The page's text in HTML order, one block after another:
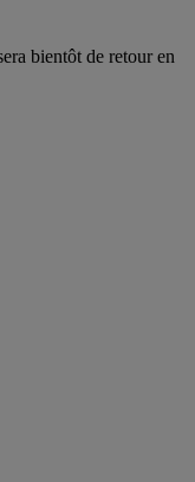
bientôt de retour en